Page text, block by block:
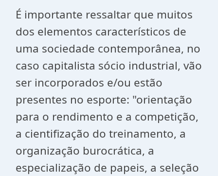
É importante ressaltar que muitos
dos elementos característicos de
uma sociedade contemporânea, no
caso capitalista sócio industrial, vão
ser incorporados e/ou estão
presentes no esporte: "orientação
para o rendimento e a competição,
a cientifização do treinamento, a
organização burocrática, a
especialização de papeis, a seleção